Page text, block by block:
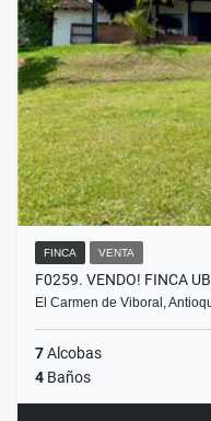
FINCA VENTA
F0259. VENDO! FINCA
El Carmen de Viboral,
7Alcobas
4 Baños